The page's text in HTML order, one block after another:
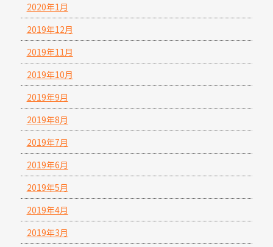
2020年1月
2019年12月
2019年11月
2019年10月
2019年9月
2019年8月
2019年7月
2019年6月
2019年5月
2019年4月
2019年3月